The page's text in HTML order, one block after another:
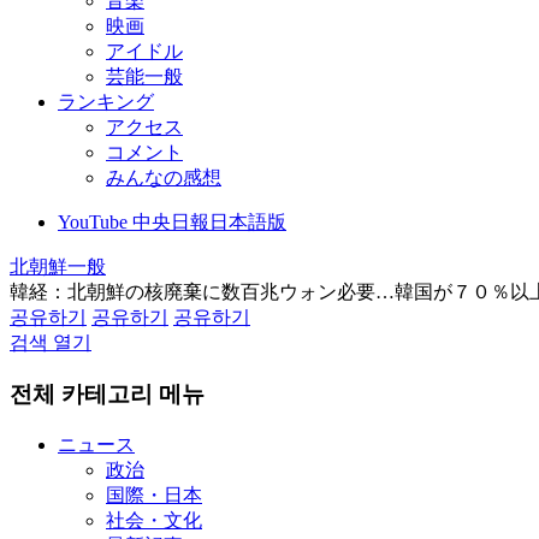
映画
アイドル
芸能一般
ランキング
アクセス
コメント
みんなの感想
YouTube 中央日報日本語版
北朝鮮一般
韓経：北朝鮮の核廃棄に数百兆ウォン必要…韓国が７０％以
공유하기
공유하기
공유하기
검색 열기
전체 카테고리 메뉴
ニュース
政治
国際・日本
社会・文化